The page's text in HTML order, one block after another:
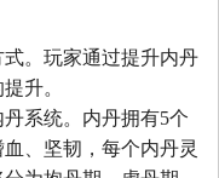
。玩家通过提升内丹
升。
系统。内丹拥有5个
、坚韧，每个内丹灵